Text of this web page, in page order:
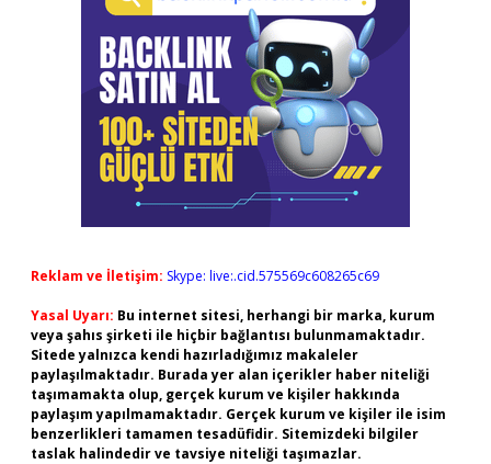
Reklam ve İletişim: Skype: live:.cid.575569c608265c69
Yasal Uyarı: Bu internet sitesi, herhangi bir marka, kurum
veya şahıs şirketi ile hiçbir bağlantısı bulunmamaktadır.
Sitede yalnızca kendi hazırladığımız makaleler
paylaşılmaktadır. Burada yer alan içerikler haber niteliği
taşımamakta olup, gerçek kurum ve kişiler hakkında
paylaşım yapılmamaktadır. Gerçek kurum ve kişiler ile isim
benzerlikleri tamamen tesadüfidir. Sitemizdeki bilgiler
taslak halindedir ve tavsiye niteliği taşımazlar.